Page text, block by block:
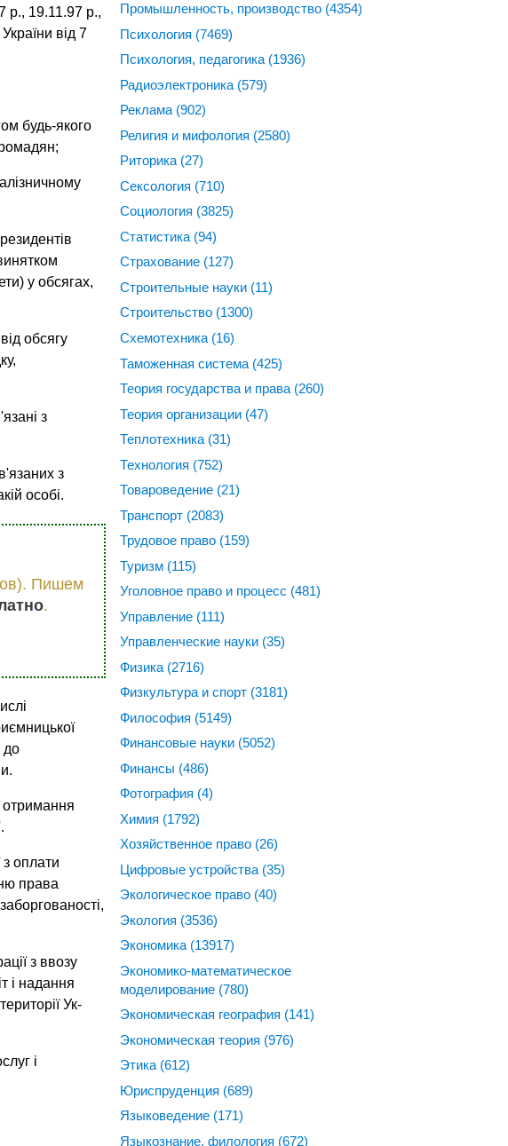
р., 19.11.97 р.,
від 7
будь-якого
у об­сягах,
обсягу
з
з
особі.
Пишем
.
до
отримання
з оплати
права
з ввозу
і надання
Ук­
і
Промышленность, производство (4354)
Психология (7469)
Психология, педагогика (1936)
Радиоэлектроника (579)
Реклама (902)
Религия и мифология (2580)
Риторика (27)
Сексология (710)
Социология (3825)
Статистика (94)
Страхование (127)
Строительные науки (11)
Строительство (1300)
Схемотехника (16)
Таможенная система (425)
Теория государства и права (260)
Теория организации (47)
Теплотехника (31)
Технология (752)
Товароведение (21)
Транспорт (2083)
Трудовое право (159)
Туризм (115)
Уголовное право и процесс (481)
Управление (111)
Управленческие науки (35)
Физика (2716)
Физкультура и спорт (3181)
Философия (5149)
Финансовые науки (5052)
Финансы (486)
Фотография (4)
Химия (1792)
Хозяйственное право (26)
Цифровые устройства (35)
Экологическое право (40)
Экология (3536)
Экономика (13917)
Экономико-математическое
моделирование (780)
Экономическая география (141)
Экономическая теория (976)
Этика (612)
Юриспруденция (689)
Языковедение (171)
Языкознание, филология (672)